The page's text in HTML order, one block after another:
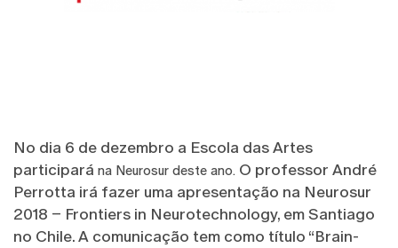
No dia 6 de dezembro a Escola das Artes
participará na Neurosur deste ano. O professor André
Perrotta irá fazer uma apresentação na Neurosur
2018 – Frontiers in Neurotechnology, em Santiago
no Chile. A comunicação tem como título “Brain-